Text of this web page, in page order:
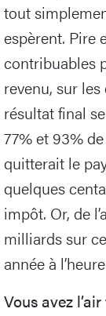
tout
espèrent. Pire
contribuables
revenu, sur
résultat final
77% et 93%
quitterait le
quelques
impôt. Or, de
milliards sur
année à
Vous avez